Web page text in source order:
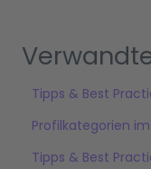
Tipps & Best
Profilkategorien
Tipps & Best